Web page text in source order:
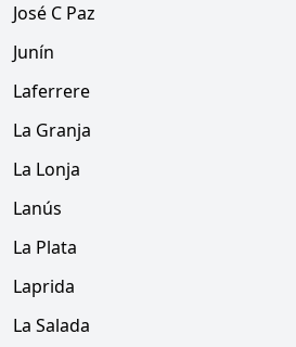
José C Paz
Junín
Laferrere
La Granja
La Lonja
Lanús
La Plata
Laprida
La Salada